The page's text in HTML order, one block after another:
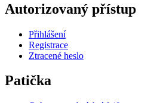
Autorizovaný přístup
Přihlášení
Registrace
Ztracené heslo
Patička